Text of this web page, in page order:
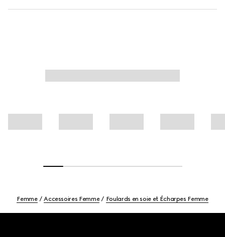
Femme Accessoires Femme Foulards en soie et Écharpes Femme